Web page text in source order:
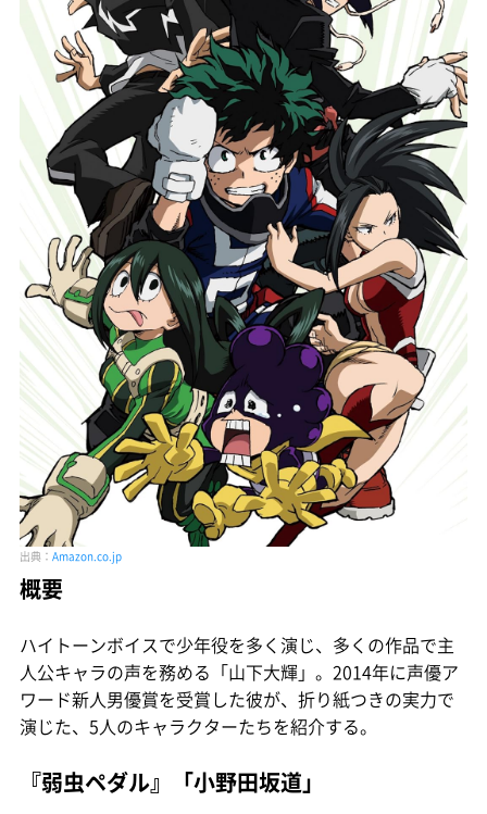
出典： Amazon.co.jp
概要
ハイトーンボイスで少年役を多く演じ、多くの作品で主
人公キャラの声を務める「山下大輝」。2014年に声優ア
ワード新人男優賞を受賞した彼が、折り紙つきの実力で
演じた、5人のキャラクターたちを紹介する。
『弱虫ペダル』「小野田坂道」